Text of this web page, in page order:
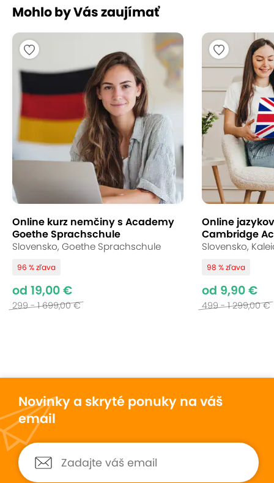
riešenie, ak máte plnú skriňu a nič na seba. Pomôže
vám vybrať oblečenie na konkrétnu príležitosť a
overiť správne strihy či kombinácie. Získate
hodnotné odpovede a istotu v obliekaní priamo z
domova.
Mohlo by Vás zaujímať
Online kurz nemčiny s Academy
Goethe Sprachschule
Slovensko, Goethe Sprachschule
96 % zľava
od 19,00 €
299 - 1 699,00 €
Online
Cambridge
Slovensko,
98 % zľava
od 9,90 €
499 - 1 299,00 €
Novinky a skryté ponuky na váš
email